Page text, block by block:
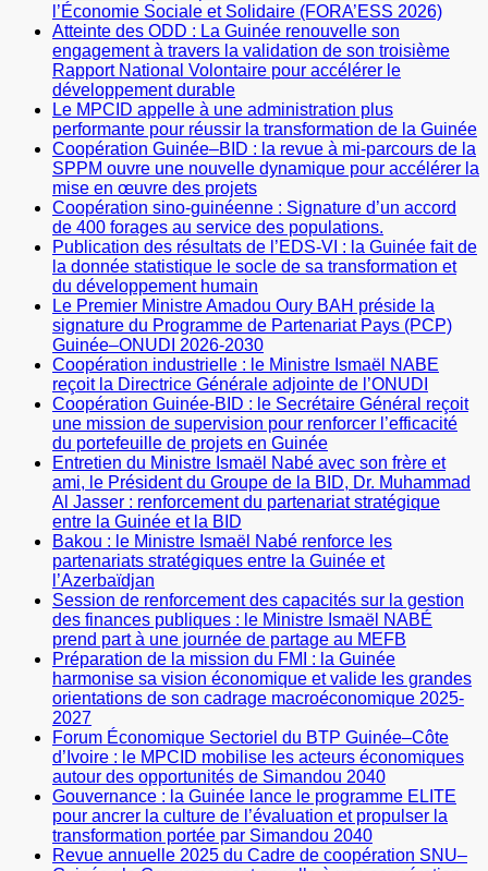
l’Économie Sociale et Solidaire (FORA’ESS 2026)
Atteinte des ODD : La Guinée renouvelle son
engagement à travers la validation de son troisième
Rapport National Volontaire pour accélérer le
développement durable
Le MPCID appelle à une administration plus
performante pour réussir la transformation de la Guinée
Coopération Guinée–BID : la revue à mi-parcours de la
SPPM ouvre une nouvelle dynamique pour accélérer la
mise en œuvre des projets
Coopération sino-guinéenne : Signature d’un accord
de 400 forages au service des populations.
Publication des résultats de l’EDS-VI : la Guinée fait de
la donnée statistique le socle de sa transformation et
du développement humain
Le Premier Ministre Amadou Oury BAH préside la
signature du Programme de Partenariat Pays (PCP)
Guinée–ONUDI 2026-2030
Coopération industrielle : le Ministre Ismaël NABE
reçoit la Directrice Générale adjointe de l’ONUDI
Coopération Guinée-BID : le Secrétaire Général reçoit
une mission de supervision pour renforcer l’efficacité
du portefeuille de projets en Guinée
Entretien du Ministre Ismaël Nabé avec son frère et
ami, le Président du Groupe de la BID, Dr. Muhammad
Al Jasser : renforcement du partenariat stratégique
entre la Guinée et la BID
Bakou : le Ministre Ismaël Nabé renforce les
partenariats stratégiques entre la Guinée et
l’Azerbaïdjan
Session de renforcement des capacités sur la gestion
des finances publiques : le Ministre Ismaël NABÉ
prend part à une journée de partage au MEFB
Préparation de la mission du FMI : la Guinée
harmonise sa vision économique et valide les grandes
orientations de son cadrage macroéconomique 2025-
2027
Forum Économique Sectoriel du BTP Guinée–Côte
d’Ivoire : le MPCID mobilise les acteurs économiques
autour des opportunités de Simandou 2040
Gouvernance : la Guinée lance le programme ELITE
pour ancrer la culture de l’évaluation et propulser la
transformation portée par Simandou 2040
Revue annuelle 2025 du Cadre de coopération SNU–